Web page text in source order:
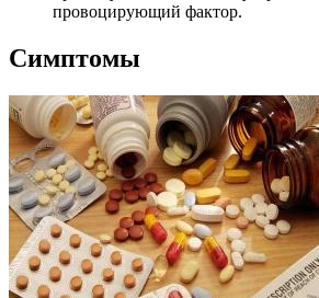
провоцирующий фактор.
Симптомы